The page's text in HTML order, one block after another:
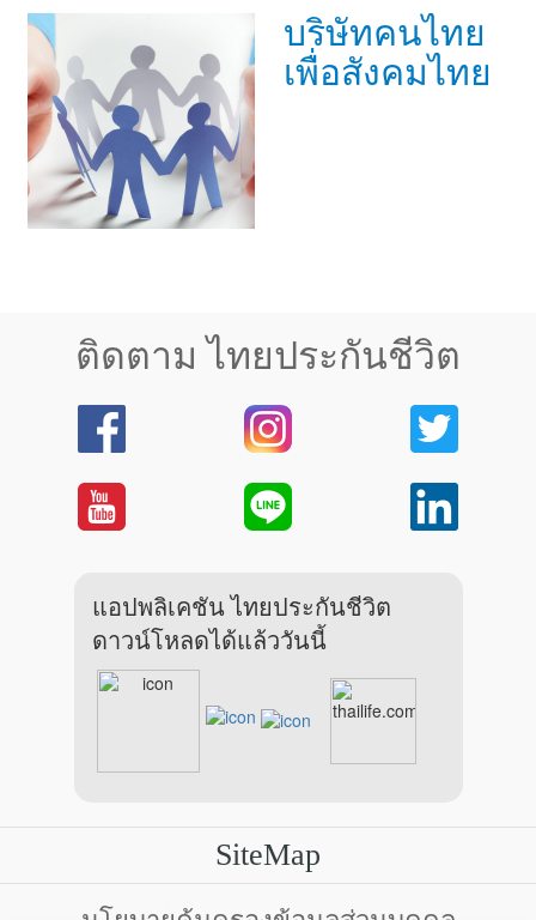
บริษัทคนไทย
เพื่อสังคมไทย
ติดตาม ไทยประกันชีวิต
แอปพลิเคชัน ไทยประกันชีวิต
ดาวน์โหลดได้แล้ววันนี้
SiteMap